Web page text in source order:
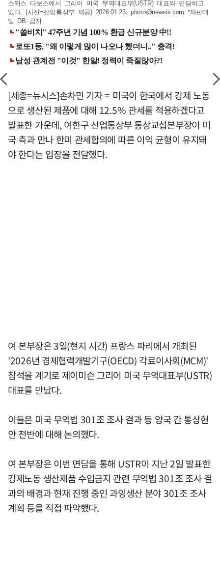
스위스 다보스에서 그리어 미국 무역대표부(USTR) 대표와 면담하고
있다. (사진=산업통상부 제공) 2026.01.23. photo@newsis.com *재판매
및 DB 금지
[세종=뉴시스]손차민 기자 = 미국이 한국에서 강제 노동
으로 생산된 제품에 대해 12.5% 관세를 적용하겠다고
발표한 가운데, 여한구 산업통상부 통상교섭본부장이 미
국 측과 만나 한미 관세합의에 따른 이익 균형이 유지돼
야 한다는 입장을 전달했다.
여 본부장은 3일(현지 시간) 프랑스 파리에서 개최된
'2026년 경제협력개발기구(OECD) 각료이사회(MCM)'
참석을 계기로 제이미슨 그리어 미국 무역대표부(USTR)
대표를 만났다.
이들은 미국 무역법 301조 조사 결과 등 양국 간 통상현
안 전반에 대해 논의했다.
여 본부장은 이번 면담을 통해 USTR이 지난 2일 발표한
강제노동 생산제품 수입금지 관련 무역법 301조 조사 결
과의 배경과 현재 진행 중인 과잉생산 분야 301조 조사
계획 등을 직접 파악했다.